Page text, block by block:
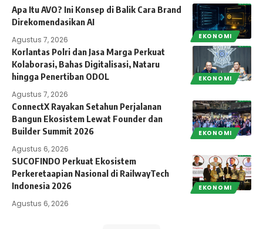
EKONOMI
Apa Itu AVO? Ini Konsep di Balik Cara Brand
Direkomendasikan AI
Agustus 7, 2026
EKONOMI
Korlantas Polri dan Jasa Marga Perkuat
Kolaborasi, Bahas Digitalisasi, Nataru
hingga Penertiban ODOL
Agustus 7, 2026
EKONOMI
ConnectX Rayakan Setahun Perjalanan
Bangun Ekosistem Lewat Founder dan
Builder Summit 2026
Agustus 6, 2026
EKONOMI
SUCOFINDO Perkuat Ekosistem
Perkeretaapian Nasional di RailwayTech
Indonesia 2026
Agustus 6, 2026